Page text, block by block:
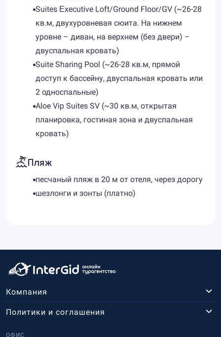
Suites Εxecutive Loft/Ground Floor/GV (~26-28
кв.м, двухуровневая сюита. На нижнем
уровне – диван, на верхнем (без двери) –
двуспальная кровать)
Suite Sharing Pool (~26-28 кв.м, прямой
доступ к бассейну, двуспальная кровать или
2 односпальные)
Aloe Vip Suites SV (~30 кв.м, открытая
планировка, гостиная зона и двуспальная
кровать)
Пляж
песчаный пляж в 20 м от отеля, через дорогу
шезлонги и зонты (платно)
Компания
ОФИС
Политики и соглашения